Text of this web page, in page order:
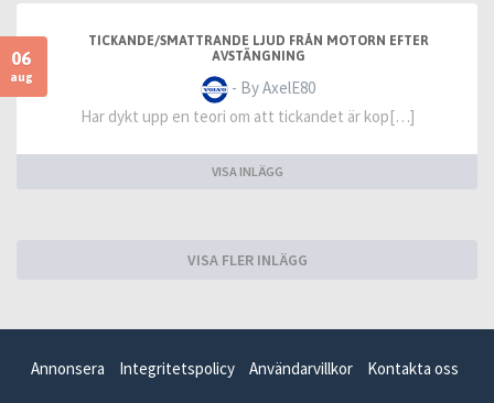
06
aug
TICKANDE/SMATTRANDE LJUD FRÅN MOTORN EFTER
AVSTÄNGNING
- By AxelE80
Har dykt upp en teori om att tickandet är kop[…]
VISA INLÄGG
VISA FLER INLÄGG
Annonsera Integritetspolicy Användarvillkor Kontakta oss